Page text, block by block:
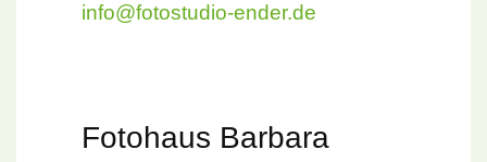
info@fotostudio-ender.de
Fotohaus Barbara